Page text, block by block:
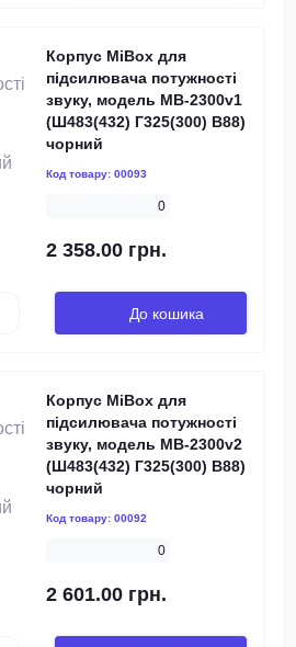
Корпус MiBox для
підсилювача потужності
звуку, модель MB-2300v1
(Ш483(432) Г325(300) В88)
чорний
Код товару: 00093
0
2 358.00 грн.
До кошика
Корпус MiBox для
підсилювача потужності
звуку, модель MB-2300v2
(Ш483(432) Г325(300) В88)
чорний
Код товару: 00092
0
2 601.00 грн.